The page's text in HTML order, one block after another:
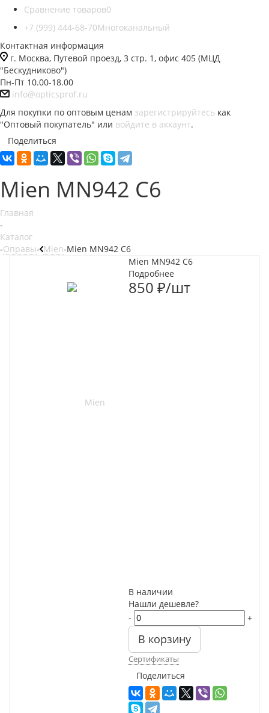
Сравнение товаров0
+7 (999) 444-68-70Многоканальный
Контактная информация
г. Москва, Путевой проезд, 3 стр. 1, офис 405 (МЦД
"Бескудниково")
Пн-Пт 10.00-18.00
info@opticsprof.ru
Для покупки по оптовым ценам зарегистрируйтесь как
"Оптовый покупатель" или войдите в аккаунт.
Поделиться
Mien MN942 C6
Главная
-
Каталог
-Оправы- Mien-Mien MN942 C6
Mien MN942 C6
Подробнее
850 ₽/шт
В наличии
Нашли дешевле?
-
+
В корзину
Сертификаты
Поделиться